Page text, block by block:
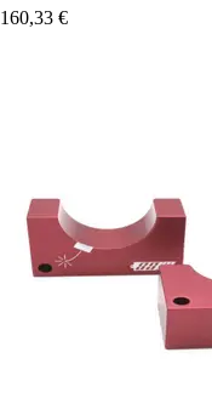
160,33 €